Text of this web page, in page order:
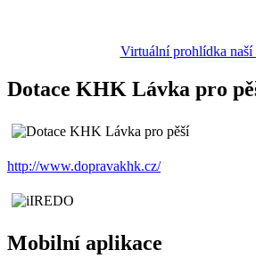
Virtuální prohlídka naší
Dotace KHK Lávka pro
http://www.dopravakhk.cz/
Mobilní aplikace